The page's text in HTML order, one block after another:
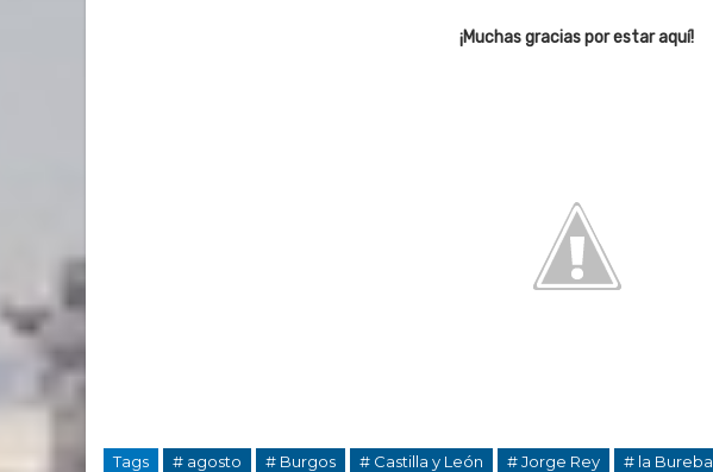
¡Muchas gracias por estar aquí!
Tags # agosto # Burgos # Castilla y León # Jorge Rey # la Bureba